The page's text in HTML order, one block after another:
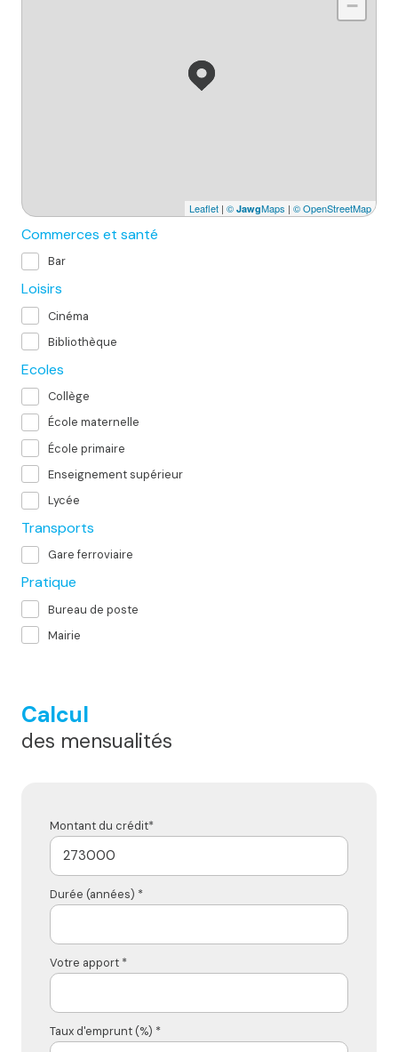
−
Leaflet | © JawgMaps | © OpenStreetMap
Commerces et santé
Bar
Loisirs
Cinéma
Bibliothèque
Ecoles
Collège
École maternelle
École primaire
Enseignement supérieur
Lycée
Transports
Gare ferroviaire
Pratique
Bureau de poste
Mairie
Calcul
des mensualités
Montant du crédit*
Durée (années) *
Votre apport *
Taux d'emprunt (%) *